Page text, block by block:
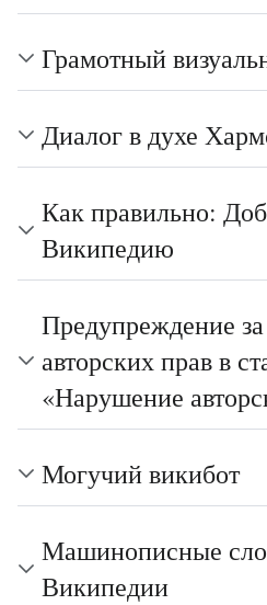
Грамотный
Диалог в духе
Как правильно:
Википедию
Предупреждение
авторских прав в
«Нарушение
Могучий викибот
Машинописные
Википедии